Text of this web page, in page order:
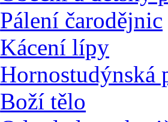
Pálení čarodějnic
Kácení lípy
Hornostudýnská
Boží tělo